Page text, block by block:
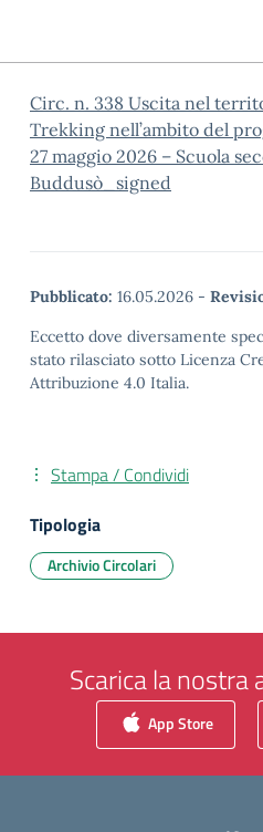
Circ. n. 338 Uscita nel
Trekking nell’ambito del
27 maggio 2026 – Scuola
Buddusò_signed
Pubblicato: 16.05.2026 -
Eccetto dove diversamente
stato rilasciato sotto Licenza
Attribuzione 4.0 Italia.
Stampa / Condividi
Tipologia
Archivio Circolari
Scarica la nostra
App Store